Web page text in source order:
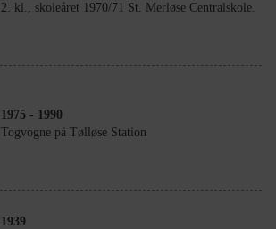
2. kl., skoleåret 1970/71 St. Merløse Centralskole.
1975 - 1990
Togvogne på Tølløse Station
1939